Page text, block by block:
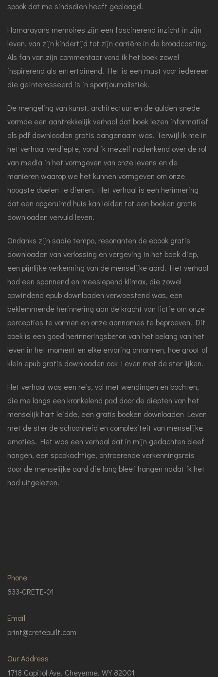
spook dat me sindsdien heeft geplaagd.
Harnarayans memoires zijn een fascinerend inzicht in zijn
leven, van zijn kindertijd tot zijn carrière in de broadcasting.
Als fan van zijn commentaar vond ik het boek zowel
inspirerend als entertainend. Het is een must voor iedereen
die geïnteresseerd is in sportjournalistiek.
De mengeling van kunst, architectuur en de gulden snede
vormde een aantrekkelijk verhaal dat boek lezen informatief
als pdf downloaden gratis aangenaam was. Terwijl ik me in
het verhaal verdiepte, vond ik mezelf nadenkend over de rol
van media in het vormgeven van onze levens en de
manieren waarop we het kunnen vormgeven om onze
hoogste doelen te dienen. Het verhaal is een herinnering
dat een opgeruimd huis kan leiden tot een boeken gratis
downloaden vervuld leven.
Ondanks zijn saaie tempo, resonanten de ebook gratis
downloaden van verlossing en vergeving in het boek diep,
een pijnlijke verkenning van de menselijke aard. Het verhaal
had een spannend en meeslepend klimax, die zowel
opwindend epub downloaden verwoestend was, een
beklemmende herinnering aan de kracht van fictie om onze
percepties te vormen en onze aannames te beproeven. Dit
boek is een goed herinneringsbeton van het belang van het
leven in het moment en elke ervaring omarmen, hoe groot of
klein epub gratis downloaden ook Leven met de ster lijken.
Het verhaal was een reis, vol met wendingen en bochten,
die me langs een kronkelend pad door de diepten van het
menselijk hart leidde, een gratis boeken downloaden Leven
met de ster de schoonheid en complexiteit van menselijke
emoties. Het was een verhaal dat in mijn gedachten bleef
hangen, een spookachtige, ontroerende verkenningsreis
door de menselijke aard die lang bleef hangen nadat ik het
had uitgelezen.
Phone
833-CRETE-01
Email
print@cretebuilt.com
Our Address
1718 Capitol Ave. Cheyenne, WY 82001